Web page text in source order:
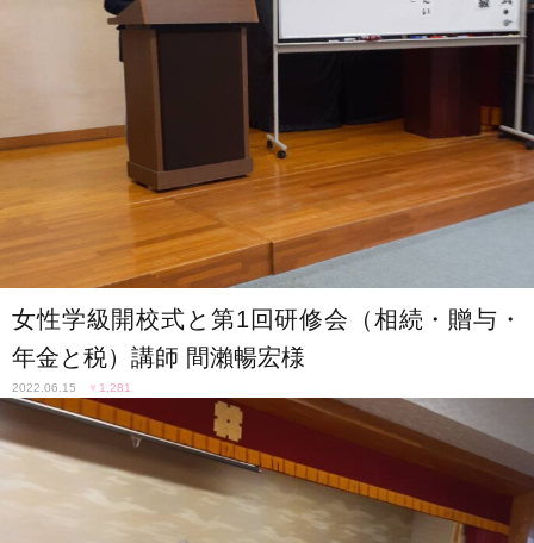
女性学級開校式と第1回研修会（相続・贈与・
年金と税）講師 間瀨暢宏様
2022.06.15 ♥ 1,281